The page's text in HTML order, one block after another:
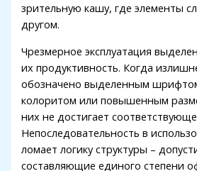
зрительную кашу, где элементы
другом.
Чрезмерное эксплуатация
их продуктивность. Когда
обозначено выделенным
колоритом или повышенным
них не достигает
Непоследовательность в
ломает логику структуры –
составляющие единого степени